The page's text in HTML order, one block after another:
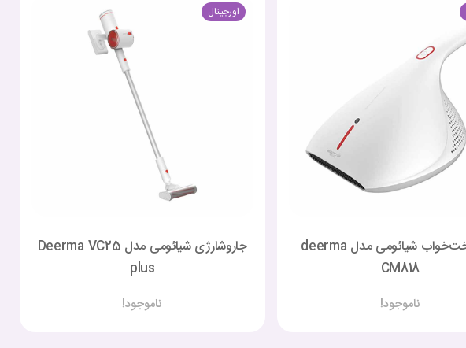
جارو تخت‌خواب شیائومی مدل deerma
CM818
ناموجود!
اورجینال
جاروشارژی شیائومی مدل Deerma VC25
plus
ناموجود!